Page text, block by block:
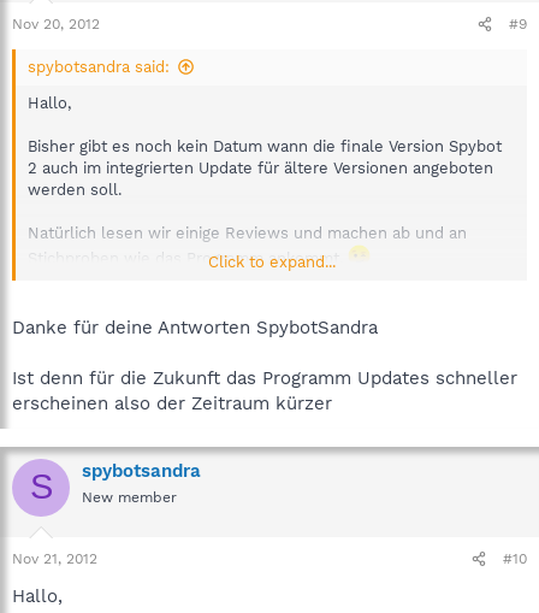
Nov 20, 2012 #9
spybotsandra said:
Hallo,
Bisher gibt es noch kein Datum wann die finale Version Spybot
2 auch im integrierten Update für ältere Versionen angeboten
werden soll.
Natürlich lesen wir einige Reviews und machen ab und an
Stichproben wie das Programm ankommt.
Sandra
Click to expand...
Danke für deine Antworten SpybotSandra
Ist denn für die Zukunft das Programm Updates schneller
erscheinen also der Zeitraum kürzer
S spybotsandra
New member
Nov 21, 2012 #10
Hallo,